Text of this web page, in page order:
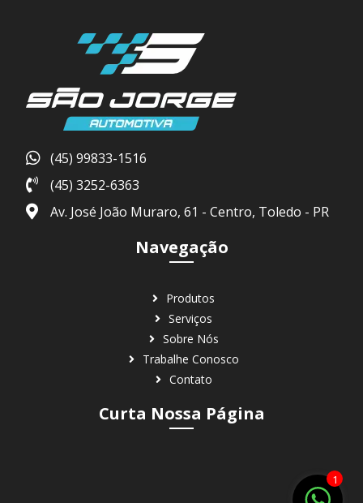
(45) 99833-1516
(45) 3252-6363
Av. José João Muraro, 61 - Centro, Toledo - PR
Navegação
Produtos
Serviços
Sobre Nós
Trabalhe Conosco
Contato
Curta Nossa Página
1